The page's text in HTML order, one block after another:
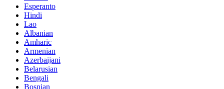
Esperanto
Hindi
Lao
Albanian
Amharic
Armenian
Azerbaijani
Belarusian
Bengali
Bosnian